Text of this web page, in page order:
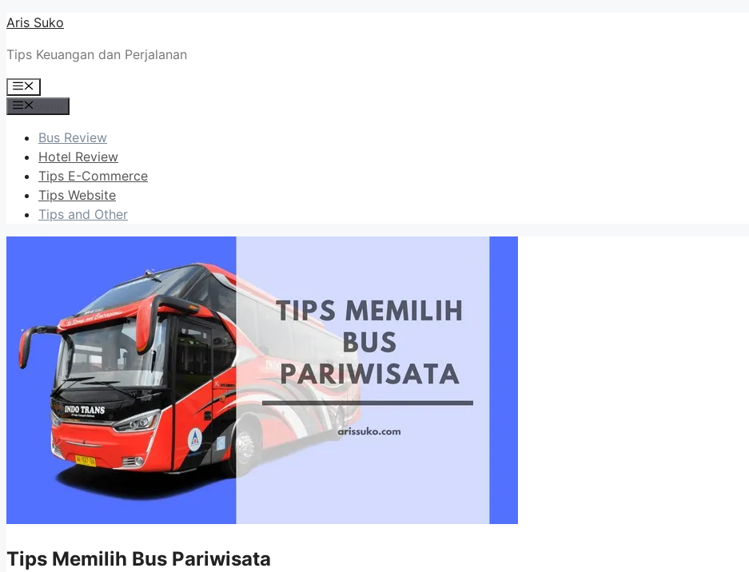
Skip
content
Aris Suko
Tips Keuangan dan Perjalanan
Menu
Bus Review
Hotel Review
Tips E-Commerce
Tips Website
Tips and Other
Tips Memilih Bus Pariwisata